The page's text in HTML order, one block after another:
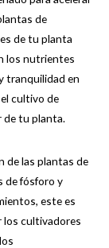
de
de tu planta
los nutrientes
tranquilidad en
cultivo de
de tu planta.
de las plantas de
de fósforo y
este es
los cultivadores